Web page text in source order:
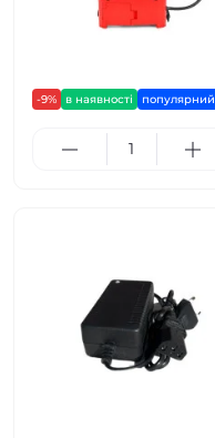
-9% в наявності популярний